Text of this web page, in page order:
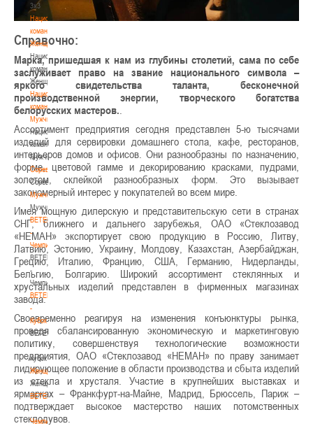
3х3
Национальная
команда.
Женщины
Национальная
команда.
Женщины
Национальная
команда.
Мужчины
Национальная
команда.
Мужчины
Соревнования
Соревнования
Мужчины
Мужчины
BETERA
-
Чемпионат
BETERA
-
Чемпионат
BETERA
-
Кубок
BETERA
-
Кубок
Женщины
Женщины
BETERA
-
Чемпионат
Справочно:
Марка, пришедшая к нам из глубины столетий, сама по себе
заслуживает право на звание национального символа –
яркого свидетельства таланта, бесконечной
производственной энергии, творческого богатства
белорусских мастеров.
Ассортимент предприятия сегодня представлен 5-ю тысячами
изделий для сервировки домашнего стола, кафе, ресторанов,
интерьеров домов и офисов. Они разнообразны по назначению,
форме, цветовой гамме и декорированию красками, пудрами,
золотом, склейкой разнообразных форм. Это вызывает
закономерный интерес у покупателей во всем мире.
Имея мощную дилерскую и представительскую сети в странах
СНГ, ближнего и дальнего зарубежья, ОАО «Стеклозавод
«НЕМАН» экспортирует свою продукцию в Россию, Литву,
Латвию, Эстонию, Украину, Молдову, Казахстан, Азербайджан,
Грецию, Италию, Францию, США, Германию, Нидерланды,
Бельгию, Болгарию. Широкий ассортимент стеклянных и
хрустальных изделий представлен в фирменных магазинах
завода.
Своевременно реагируя на изменения конъюнктуры рынка,
проводя сбалансированную экономическую и маркетинговую
политику, совершенствуя технологические возможности
предприятия, ОАО «Стеклозавод «НЕМАН» по праву занимает
лидирующее положение в области производства и сбыта изделий
из стекла и хрусталя. Участие в крупнейших выставках и
ярмарках – Франкфурт-на-Майне, Мадрид, Брюссель, Париж –
подтверждает высокое мастерство наших потомственных
стеклодувов.